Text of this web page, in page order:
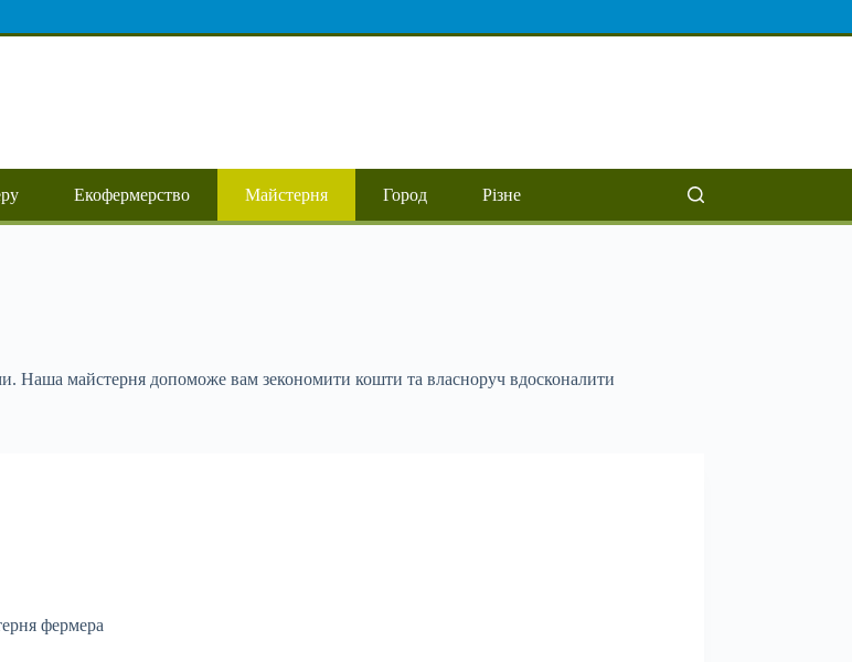
Екофермерство Майстерня Город Різне
Наша майстерня допоможе вам зекономити кошти та власноруч вдосконалити
фермера